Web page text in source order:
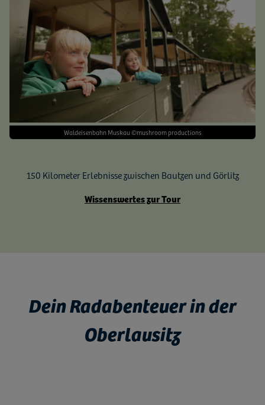
Waldeisenbahn Muskau ©mushroom productions
150 Kilometer Erlebnisse zwischen Bautzen und Görlitz
Wissenswertes zur Tour
Dein Radabenteuer in der
Oberlausitz